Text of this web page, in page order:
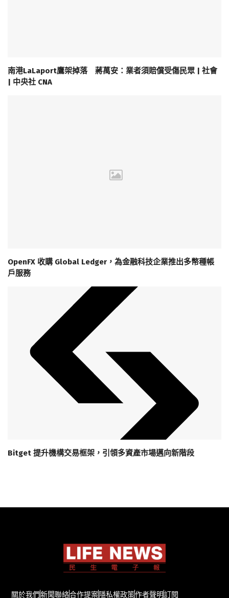
南港LaLaport鷹架掉落 蔣萬安：業者須賠償受傷民眾 | 社會
| 中央社 CNA
OpenFX 收購 Global Ledger，為金融科技企業推出多幣種帳
戶服務
Bitget 提升機構交易框架，引領多資產市場邁向新階段
關於我們新聞聯絡合作提案隱私權政策作者聲明訂閱